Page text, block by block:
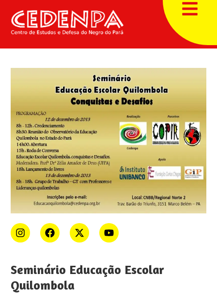
Seminário Educação Escolar
Quilombola